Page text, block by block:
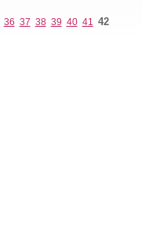
36 37 38 39 40 41 42